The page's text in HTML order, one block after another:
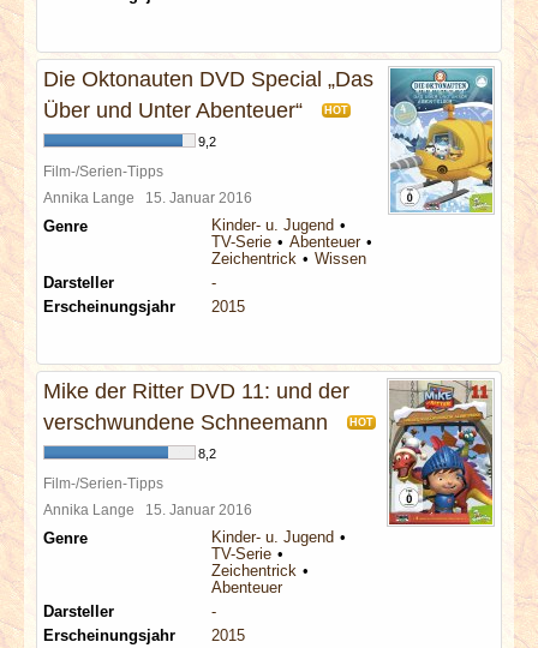
Die Oktonauten DVD Special „Das
Über und Unter Abenteuer“
HOT
9,2
Film-/Serien-Tipps
Annika Lange 15. Januar 2016
Genre
Kinder- u. Jugend
TV-Serie
Abenteuer
Zeichentrick
Wissen
Darsteller
-
Erscheinungsjahr
2015
Mike der Ritter DVD 11: und der
verschwundene Schneemann
HOT
8,2
Film-/Serien-Tipps
Annika Lange 15. Januar 2016
Genre
Kinder- u. Jugend
TV-Serie
Zeichentrick
Abenteuer
Darsteller
-
Erscheinungsjahr
2015